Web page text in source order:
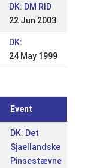
DK: DM RID
22 Jun 2003
DK:
24 May 1999
Event
DK: Det
Sjaellandske
Pinsestævne